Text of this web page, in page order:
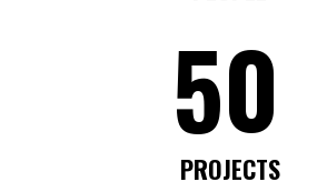
50
PROJECTS